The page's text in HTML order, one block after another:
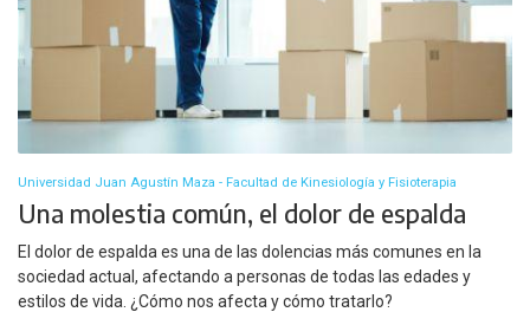
Universidad Juan Agustín Maza - Facultad de Kinesiología y Fisioterapia
Una molestia común, el dolor de espalda
El dolor de espalda es una de las dolencias más comunes en la
sociedad actual, afectando a personas de todas las edades y
estilos de vida. ¿Cómo nos afecta y cómo tratarlo?